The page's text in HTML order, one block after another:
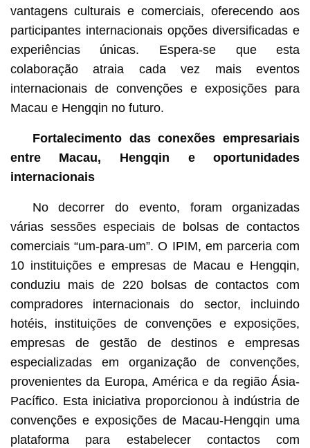
vantagens culturais e comerciais, oferecendo aos
participantes internacionais opções diversificadas e
experiências únicas. Espera-se que esta
colaboração atraia cada vez mais eventos
internacionais de convenções e exposições para
Macau e Hengqin no futuro.
Fortalecimento das conexões empresariais
entre Macau, Hengqin e oportunidades
internacionais
No decorrer do evento, foram organizadas
várias sessões especiais de bolsas de contactos
comerciais “um-para-um”. O IPIM, em parceria com
10 instituições e empresas de Macau e Hengqin,
conduziu mais de 220 bolsas de contactos com
compradores internacionais do sector, incluindo
hotéis, instituições de convenções e exposições,
empresas de gestão de destinos e empresas
especializadas em organização de convenções,
provenientes da Europa, América e da região Ásia-
Pacífico. Esta iniciativa proporcionou à indústria de
convenções e exposições de Macau-Hengqin uma
plataforma para estabelecer contactos com